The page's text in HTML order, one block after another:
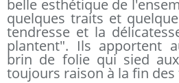
belle esthétique de
quelques traits et
tendresse et la
plantent". Ils apportent
brin de folie qui sied
toujours raison à la fin des